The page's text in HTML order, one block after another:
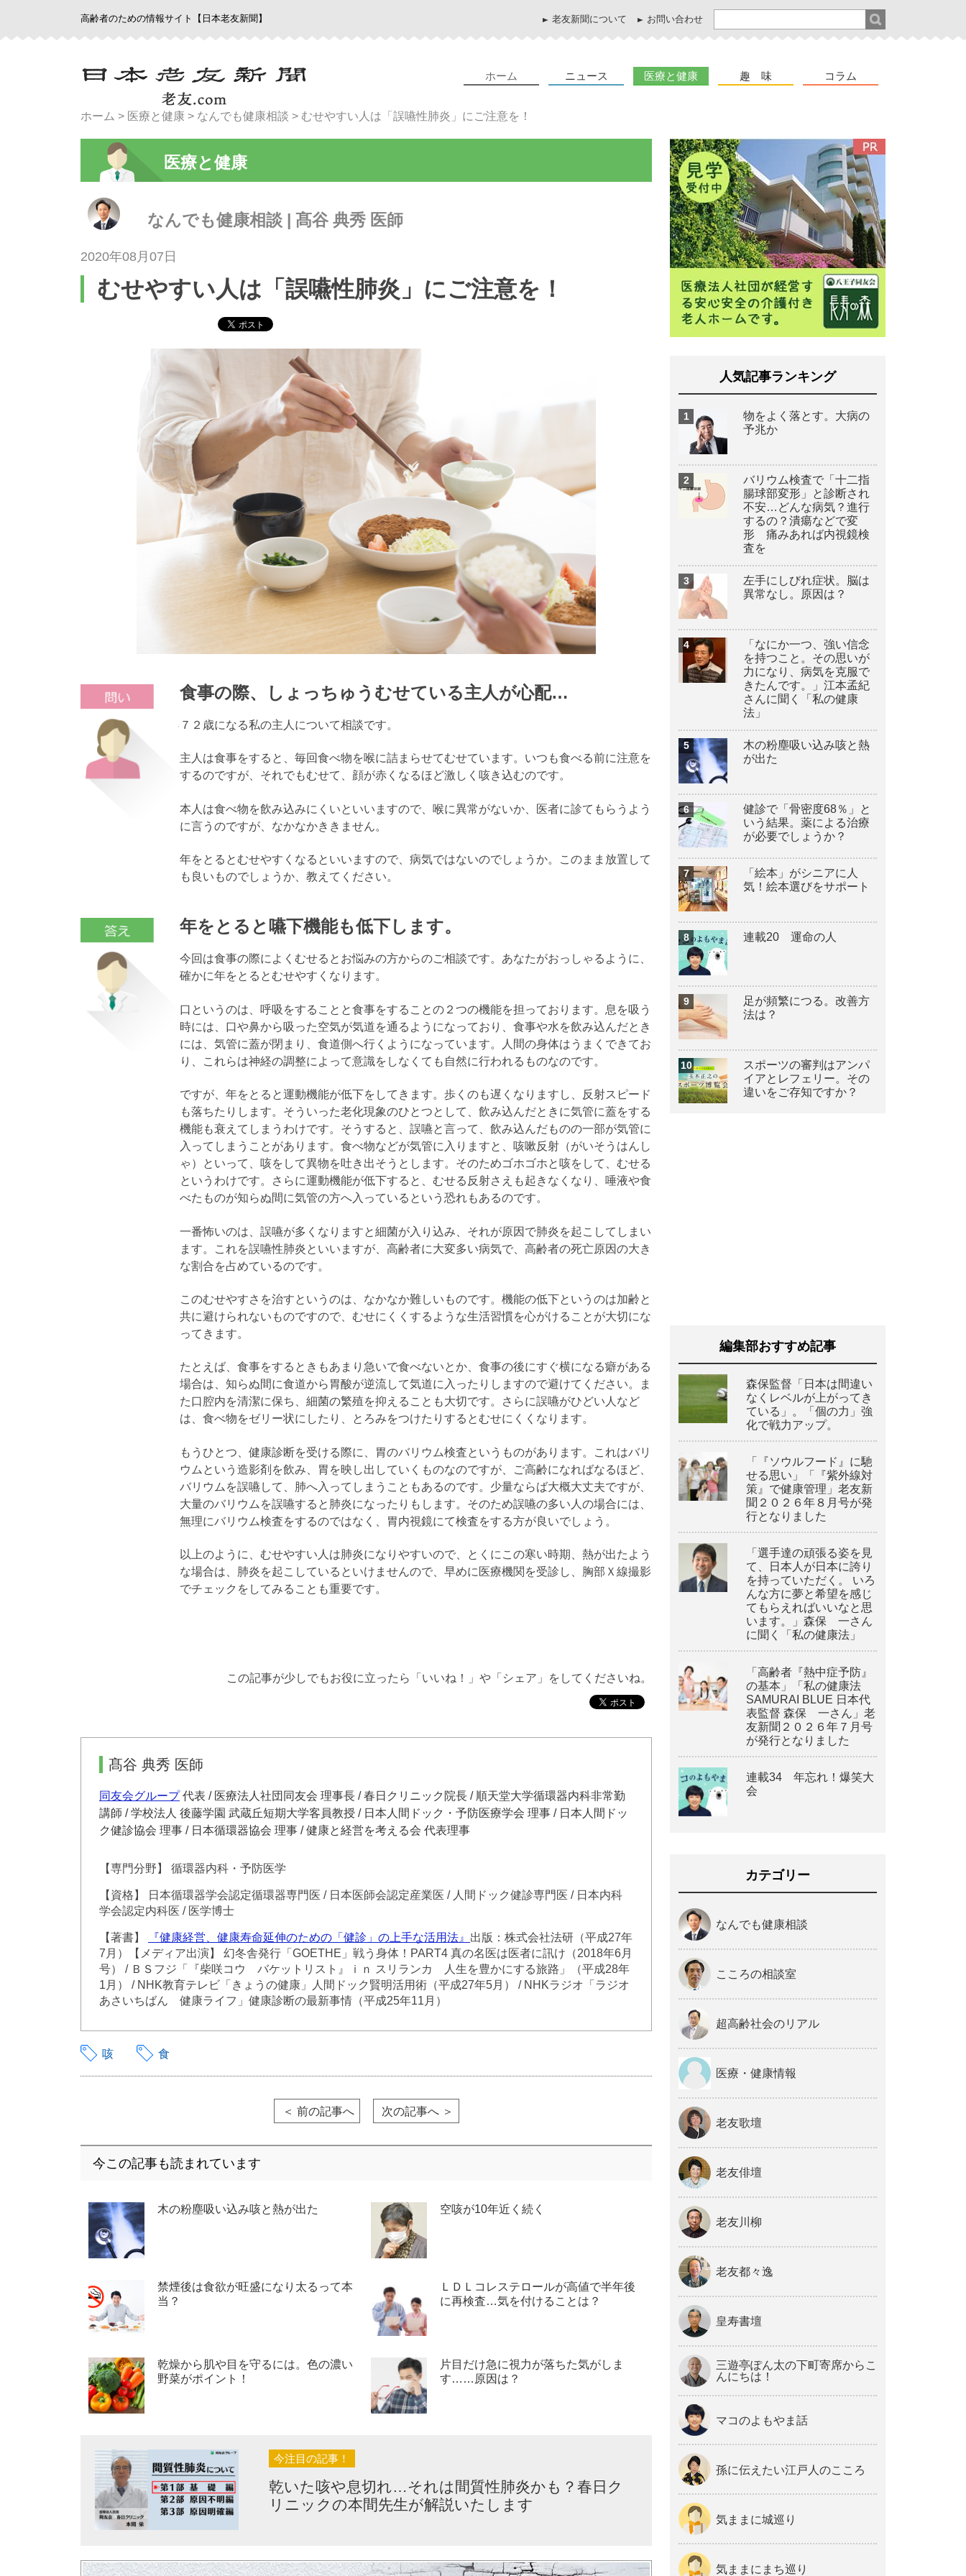
高齢者のための情報サイト【日本老友新聞】 老友新聞について お問い合わせ
ホーム ニュース 医療と健康 趣 味 コラム
ホーム > 医療と健康 > なんでも健康相談 > むせやすい人は「誤嚥性肺炎」にご注意を！
医療と健康
なんでも健康相談 | 髙谷 典秀 医師
2020年08月07日
むせやすい人は「誤嚥性肺炎」にご注意を！
食事の際、しょっちゅうむせている主人が心配…
７２歳になる私の主人について相談です。
主人は食事をすると、毎回食べ物を喉に詰まらせてむせています。いつも食べる前に注意を
するのですが、それでもむせて、顔が赤くなるほど激しく咳き込むのです。
本人は食べ物を飲み込みにくいといいますので、喉に異常がないか、医者に診てもらうよう
に言うのですが、なかなかききません。
年をとるとむせやすくなるといいますので、病気ではないのでしょうか。このまま放置して
も良いものでしょうか、教えてください。
年をとると嚥下機能も低下します。
今回は食事の際によくむせるとお悩みの方からのご相談です。あなたがおっしゃるように、
確かに年をとるとむせやすくなります。
口というのは、呼吸をすることと食事をすることの２つの機能を担っております。息を吸う
時には、口や鼻から吸った空気が気道を通るようになっており、食事や水を飲み込んだとき
には、気管に蓋が閉まり、食道側へ行くようになっています。人間の身体はうまくできてお
り、これらは神経の調整によって意識をしなくても自然に行われるものなのです。
ですが、年をとると運動機能が低下をしてきます。歩くのも遅くなりますし、反射スピード
も落ちたりします。そういった老化現象のひとつとして、飲み込んだときに気管に蓋をする
機能も衰えてしまうわけです。そうすると、誤嚥と言って、飲み込んだものの一部が気管に
入ってしまうことがあります。食べ物などが気管に入りますと、咳嗽反射（がいそうはんし
ゃ）といって、咳をして異物を吐き出そうとします。そのためゴホゴホと咳をして、むせる
というわけです。さらに運動機能が低下すると、むせる反射さえも起きなくなり、唾液や食
べたものが知らぬ間に気管の方へ入っているという恐れもあるのです。
一番怖いのは、誤嚥が多くなりますと細菌が入り込み、それが原因で肺炎を起こしてしまい
ます。これを誤嚥性肺炎といいますが、高齢者に大変多い病気で、高齢者の死亡原因の大き
な割合を占めているのです。
このむせやすさを治すというのは、なかなか難しいものです。機能の低下というのは加齢と
共に避けられないものですので、むせにくくするような生活習慣を心がけることが大切にな
ってきます。
たとえば、食事をするときもあまり急いで食べないとか、食事の後にすぐ横になる癖がある
場合は、知らぬ間に食道から胃酸が逆流して気道に入ったりしますので避けてください。ま
た口腔内を清潔に保ち、細菌の繁殖を抑えることも大切です。さらに誤嚥がひどい人など
は、食べ物をゼリー状にしたり、とろみをつけたりするとむせにくくなります。
もうひとつ、健康診断を受ける際に、胃のバリウム検査というものがあります。これはバリ
ウムという造影剤を飲み、胃を映し出していくものなのですが、ご高齢になればなるほど、
バリウムを誤嚥して、肺へ入ってしまうこともあるのです。少量ならば大概大丈夫ですが、
大量のバリウムを誤嚥すると肺炎になったりもします。そのため誤嚥の多い人の場合には、
無理にバリウム検査をするのではなく、胃内視鏡にて検査をする方が良いでしょう。
以上のように、むせやすい人は肺炎になりやすいので、とくにこの寒い時期、熱が出たよう
な場合は、肺炎を起こしているといけませんので、早めに医療機関を受診し、胸部Ｘ線撮影
でチェックをしてみることも重要です。
この記事が少しでもお役に立ったら「いいね！」や「シェア」をしてくださいね。
髙谷 典秀 医師
同友会グループ代表 / 医療法人社団同友会 理事長 / 春日クリニック院長 / 順天堂大学循環器内科非常勤
講師 / 学校法人 後藤学園 武蔵丘短期大学客員教授 / 日本人間ドック・予防医療学会 理事 / 日本人間ドッ
ク健診協会 理事 / 日本循環器協会 理事 / 健康と経営を考える会 代表理事
【専門分野】 循環器内科・予防医学
【資格】 日本循環器学会認定循環器専門医 / 日本医師会認定産業医 / 人間ドック健診専門医 / 日本内科
学会認定内科医 / 医学博士
【著書】 『健康経営、健康寿命延伸のための「健診」の上手な活用法』 出版：株式会社法研（平成27年
7月）【メディア出演】 幻冬舎発行「GOETHE」戦う身体！PART4 真の名医は医者に訊け（2018年6月
号） / ＢＳフジ「『柴咲コウ バケットリスト』ｉｎ スリランカ 人生を豊かにする旅路」（平成28年
1月） / NHK教育テレビ「きょうの健康」人間ドック賢明活用術（平成27年5月） / NHKラジオ「ラジオ
あさいちばん 健康ライフ」健康診断の最新事情（平成25年11月）
咳 食
＜ 前の記事へ 次の記事へ ＞
今この記事も読まれています
木の粉塵吸い込み咳と熱が出た 空咳が10年近く続く
禁煙後は食欲が旺盛になり太るって本
当？
ＬＤＬコレステロールが高値で半年後
に再検査…気を付けることは？
乾燥から肌や目を守るには。色の濃い
野菜がポイント！
片目だけ急に視力が落ちた気がしま
す……原因は？
今注目の記事！
乾いた咳や息切れ…それは間質性肺炎かも？春日ク
リニックの本間先生が解説いたします
人気記事ランキング
物をよく落とす。大病の
予兆か
バリウム検査で「十二指
腸球部変形」と診断され
不安…どんな病気？進行
するの？潰瘍などで変
形 痛みあれば内視鏡検
査を
左手にしびれ症状。脳は
異常なし。原因は？
「なにか一つ、強い信念
を持つこと。その思いが
力になり、病気を克服で
きたんです。」江本孟紀
さんに聞く「私の健康
法」
木の粉塵吸い込み咳と熱
が出た
健診で「骨密度68％」と
いう結果。薬による治療
が必要でしょうか？
「絵本」がシニアに人
気！絵本選びをサポート
連載20 運命の人
足が頻繁につる。改善方
法は？
スポーツの審判はアンパ
イアとレフェリー。その
違いをご存知ですか？
編集部おすすめ記事
森保監督「日本は間違い
なくレベルが上がってき
ている」。「個の力」強
化で戦力アップ。
「『ソウルフード』に馳
せる思い」「『紫外線対
策』で健康管理」老友新
聞２０２６年８月号が発
行となりました
「選手達の頑張る姿を見
て、日本人が日本に誇り
を持っていただく。 いろ
んな方に夢と希望を感じ
てもらえればいいなと思
います。」森保 一さん
に聞く「私の健康法」
「高齢者『熱中症予防』
の基本」「私の健康法
SAMURAI BLUE 日本代
表監督 森保 一さん」老
友新聞２０２６年７月号
が発行となりました
連載34 年忘れ！爆笑大
会
カテゴリー
なんでも健康相談
こころの相談室
超高齢社会のリアル
医療・健康情報
老友歌壇
老友俳壇
老友川柳
老友都々逸
皇寿書壇
三遊亭ぽん太の下町寄席からこ
んにちは！
マコのよもやま話
孫に伝えたい江戸人のこころ
気ままに城巡り
気ままにまち巡り